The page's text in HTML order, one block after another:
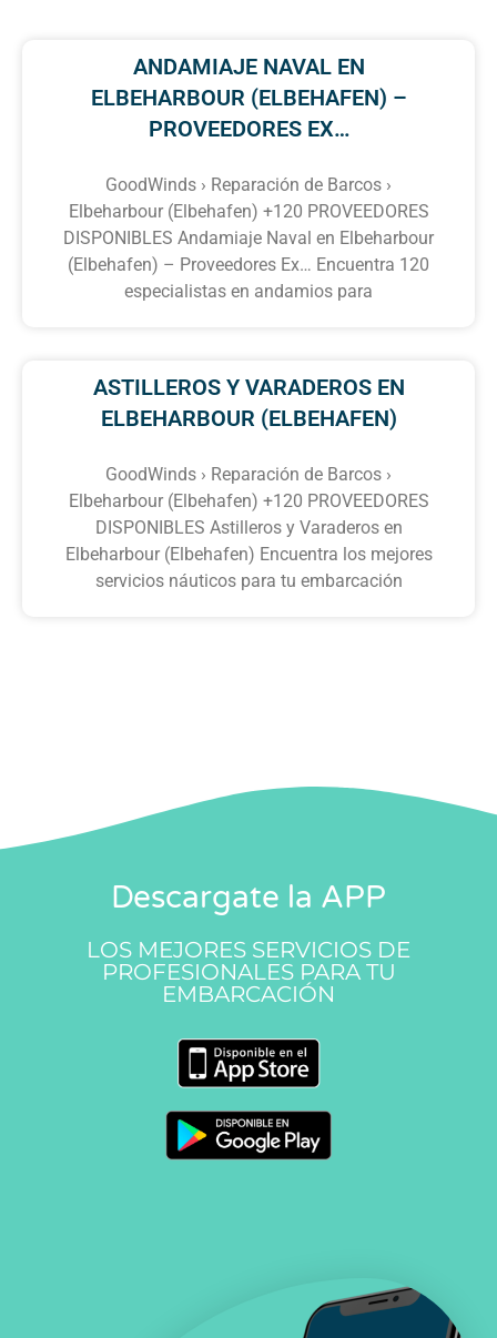
ANDAMIAJE NAVAL EN
ELBEHARBOUR (ELBEHAFEN) –
PROVEEDORES EX…
GoodWinds › Reparación de Barcos ›
Elbeharbour (Elbehafen) +120 PROVEEDORES
DISPONIBLES Andamiaje Naval en Elbeharbour
(Elbehafen) – Proveedores Ex… Encuentra 120
especialistas en andamios para
ASTILLEROS Y VARADEROS EN
ELBEHARBOUR (ELBEHAFEN)
GoodWinds › Reparación de Barcos ›
Elbeharbour (Elbehafen) +120 PROVEEDORES
DISPONIBLES Astilleros y Varaderos en
Elbeharbour (Elbehafen) Encuentra los mejores
servicios náuticos para tu embarcación
Descargate la APP
LOS MEJORES SERVICIOS DE
PROFESIONALES PARA TU
EMBARCACIÓN